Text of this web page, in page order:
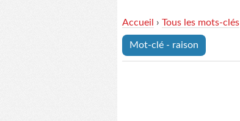
Accueil
› Tous les mots-clés
Mot-clé - raison